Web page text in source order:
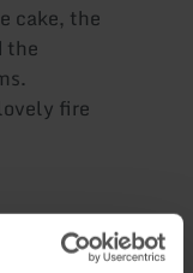
cake, the
the
fire